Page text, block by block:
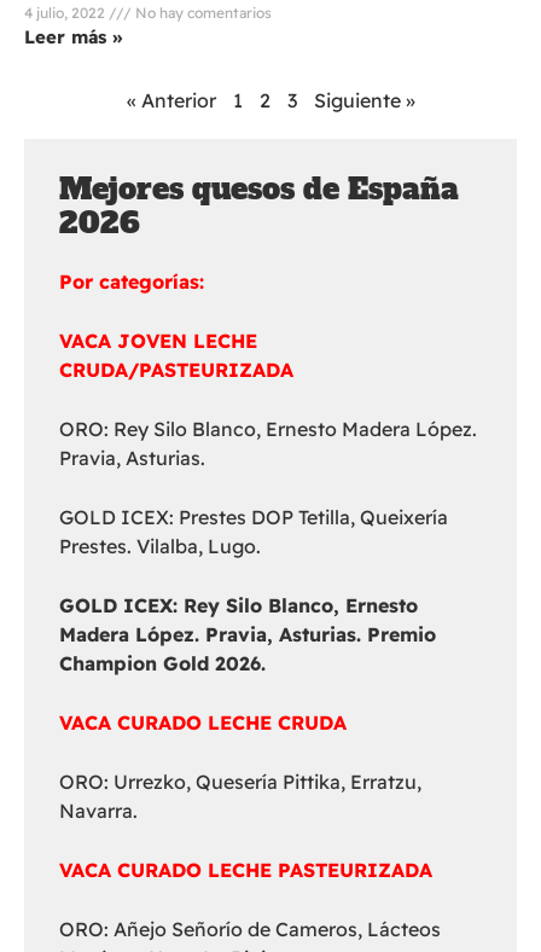
4 julio, 2022 No hay comentarios
Leer más »
« Anterior 1 2 3 Siguiente »
Mejores quesos de España
2026
Por categorías:
VACA JOVEN LECHE
CRUDA/PASTEURIZADA
ORO: Rey Silo Blanco, Ernesto Madera López.
Pravia, Asturias.
GOLD ICEX: Prestes DOP Tetilla, Queixería
Prestes. Vilalba, Lugo.
GOLD ICEX: Rey Silo Blanco, Ernesto
Madera López. Pravia, Asturias. Premio
Champion Gold 2026.
VACA CURADO LECHE CRUDA
ORO: Urrezko, Quesería Pittika, Erratzu,
Navarra.
VACA CURADO LECHE PASTEURIZADA
ORO: Añejo Señorío de Cameros, Lácteos